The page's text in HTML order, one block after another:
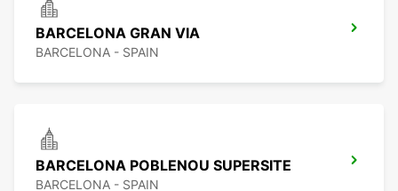
BARCELONA GRAN VIA
BARCELONA - SPAIN
BARCELONA POBLENOU SUPERSITE
BARCELONA - SPAIN